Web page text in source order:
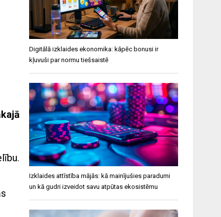
Digitālā izklaides ekonomika: kāpēc bonusi ir
kļuvuši par normu tiešsaistē
Izklaides attīstība mājās: kā mainījušies paradumi
un kā gudri izveidot savu atpūtas ekosistēmu